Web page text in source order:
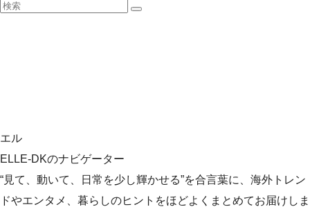
エル
ELLE-DKのナビゲーター
“見て、動いて、日常を少し輝かせる”を合言葉に、海外トレン
ドやエンタメ、暮らしのヒントをほどよくまとめてお届けしま